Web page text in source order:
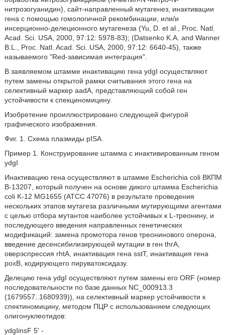
нитрозогуанидин), сайт-направленный мутагенез, инактивации
гена с помощью гомологичной рекомбинации, или/и
инсерционно-делеционного мутагенеза (Yu, D. et al., Proc. Natl.
Acad. Sci. USA, 2000, 97:12: 5978-83); (Datsenko K.A. and Wanner
B.L., Proc. Natl. Acad. Sci. USA, 2000, 97:12: 6640-45), также
называемого "Red-зависимая интеграция".
В заявляемом штамме инактивацию гена ydgI осуществляют
путем замены открытой рамки считывания этого гена на
селективный маркер aadA, представляющий собой ген
устойчивости к спекциномицину.
Изобретение проиллюстрировано следующей фигурой
графического изображения.
Фиг. 1. Схема плазмиды pISА.
Пример 1. Конструирование штамма с инактивированным геном
ydgI
Инактивацию гена осуществляют в штамме Escherichia coli ВКПМ
В-13207, который получен на основе дикого штамма Escherichia
coli K-12 MG1655 (АТСС 47076) в результате проведения
нескольких этапов мутагеза различными мутирующими агентами
с целью отбора мутантов наиболее устойчивых к L-треонину, и
последующего введения направленных генетических
модификаций: замена промотора генов треонинового оперона,
введение десенсибилизирующей мутации в ген thrA,
оверэспрессия rhtA, инактивация гена sstT, инактивация гена
рохВ, кодирующего пируватоксидазу.
Делецию гена ydgI осуществляют путем замены его ORF (номер
последовательности по базе данных NC_000913.3
(1679557..1680939)), на селективный маркер устойчивости к
спектиномицину, методом ПЦР с использованием следующих
олигонуклеотидов:
ydgIinsF 5' -